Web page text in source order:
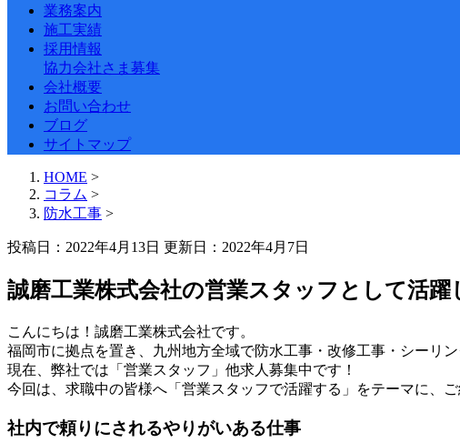
業務案内
施工実績
採用情報
協力会社さま募集
会社概要
お問い合わせ
ブログ
サイトマップ
HOME >
コラム >
防水工事 >
投稿日：2022年4月13日 更新日： 2022年4月7日
誠磨工業株式会社の営業スタッフとして活躍
こんにちは！誠磨工業株式会社です。
福岡市に拠点を置き、九州地方全域で防水工事・改修工事・シーリン
現在、弊社では「営業スタッフ」他求人募集中です！
今回は、求職中の皆様へ「営業スタッフで活躍する」をテーマに、ご
社内で頼りにされるやりがいある仕事